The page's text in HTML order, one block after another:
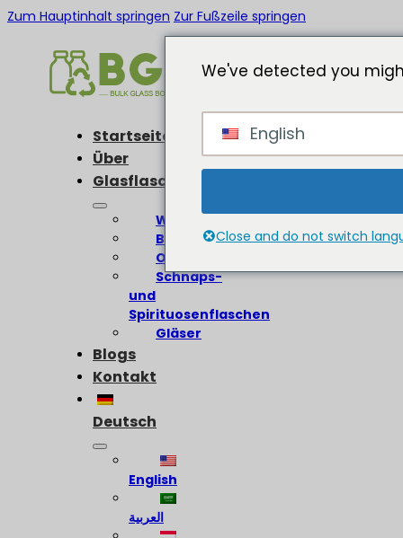
Zum Hauptinhalt springen Zur Fußzeile springen
Startseite
Über
Glasflaschen
Weinflaschen
Bierflaschen
Olivenölflaschen
Schnaps-
und
Spirituosenflaschen
Gläser
Blogs
Kontakt
Deutsch
English
العربية
We've detected you
English
Close and do not switch